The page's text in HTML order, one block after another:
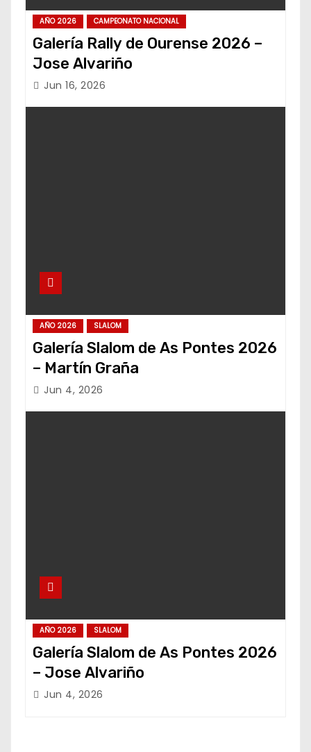
AÑO 2026 CAMPEONATO NACIONAL
Galería Rally de Ourense 2026 –
Jose Alvariño
Jun 16, 2026
AÑO 2026 SLALOM
Galería Slalom de As Pontes 2026
– Martín Graña
Jun 4, 2026
AÑO 2026 SLALOM
Galería Slalom de As Pontes 2026
– Jose Alvariño
Jun 4, 2026